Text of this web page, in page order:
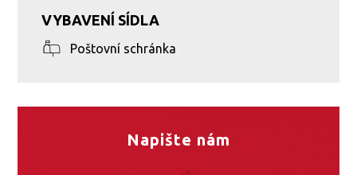
VYBAVENÍ SÍDLA
Poštovní schránka
Napište nám